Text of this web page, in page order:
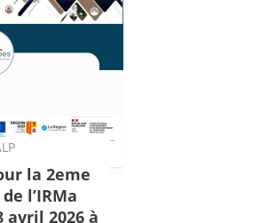
la 2eme
l’IRMa
avril 2026 à